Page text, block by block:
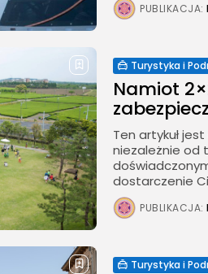
PUBLIKACJA:
Turystyka i
Namiot
Ten artykuł
niezależnie od
dostarczenie
PUBLIKACJA:
Turystyka i